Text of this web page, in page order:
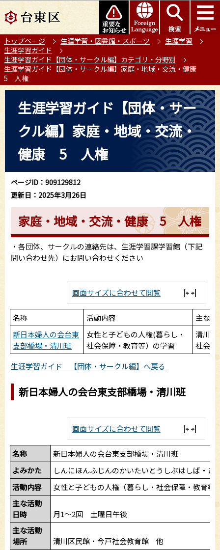
の
ー
ジ
の
先
頭
このページの本文へ移動
トップページ 生涯学習・図書館・スポーツ
生涯学習
生涯学習ガイド
生涯学習ガイド【団体・サークル編】カテゴリ・分野別
生涯学習ガイド【団体・サークル編】家庭・地域・交流・健康
5 人権
生涯学習ガイド【団体・サー
クル編】家庭・地域・交流・
健康 5 人権
ページID：909129812
更新日：2025年3月26日
家庭・地域・交流・健康 5 人権
・各団体、サークルの連絡先は、生涯学習課学習館（下記
問い合わせ先）にお問い合わせください
画面サイズに合わせて閲覧
名称 活動内容
主な活
新日本婦人の会台東
支部橋場・清川班
女性と子どもの人権(暮らし・
社会保障・教育等）の学習
清川区
社会
生涯学習ガイド 【団体・サークル編】へ戻る
新日本婦人の会台東支部橋場・清川班
画面サイズに合わせて閲覧
名称
新日本婦人の会台東支部橋場・清川班
よみかた
しんにほんふじんのかいたいとうしぶはしば・き
活動内容
女性と子どもの人権（暮らし・社会保障・教育等
主な活動
日時
月1～2回 土曜日午後
主な活動
場所
清川区民館・今戸社会教育館 他